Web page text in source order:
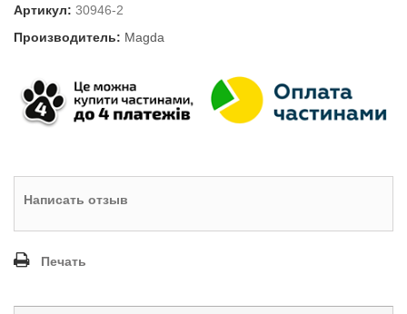
Артикул: 30946-2
Производитель: Magda
Написать отзыв
Печать